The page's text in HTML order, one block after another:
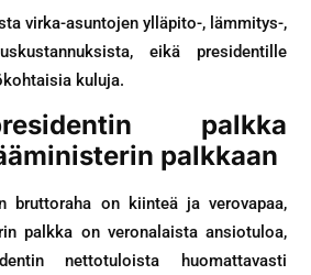
virka-asuntojen ylläpito-, lämmitys-,
eikä presidentille
kuluja.
palkka
palkkaan
bruttoraha on kiinteä ja verovapaa,
palkka on veronalaista ansiotuloa,
nettotuloista huomattavasti